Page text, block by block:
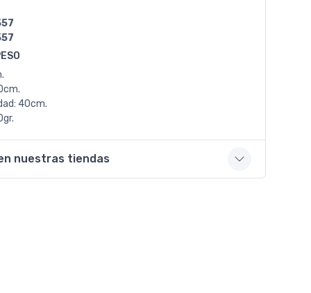
40cm.
nuestras tiendas